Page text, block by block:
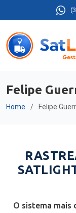
Felipe
Home Felipe
O sistema mais